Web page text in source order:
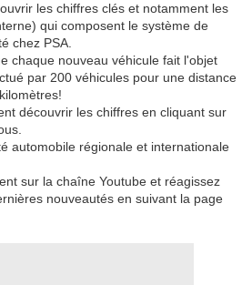
les chiffres clés et notamment les
qui composent le système de
chez PSA.
chaque nouveau véhicule fait l'objet
par 200 véhicules pour une distance
découvrir les chiffres en cliquant sur
automobile régionale et internationale
sur la chaîne Youtube et réagissez
nouveautés en suivant la page